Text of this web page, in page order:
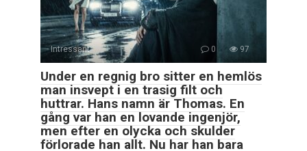
Intressant 0 97
Under en regnig bro sitter en hemlös
man insvept i en trasig filt och
huttrar. Hans namn är Thomas. En
gång var han en lovande ingenjör,
men efter en olycka och skulder
förlorade han allt. Nu har han bara